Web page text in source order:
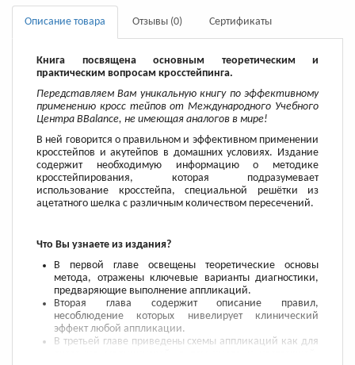
Описание товара Отзывы (0) Сертификаты
Книга посвящена основным теоретическим и
практическим вопросам кросстейпинга.
Передставляем Вам уникальную книгу по эффективному
применению кросс тейпов от Международного Учебного
Центра BBalance, не имеющая аналогов в мире!
В ней говорится о правильном и эффективном применении
кросстейпов и акутейпов в домашних условиях. Издание
содержит необходимую информацию о методике
кросстейпирования, которая подразумевает
использование кросстейпа, специальной решётки из
ацетатного шелка с различным количеством пересечений.
Что Вы узнаете из издания?
В первой главе освещены теоретические основы
метода, отражены ключевые варианты диагностики,
предваряющие выполнение аппликаций.
Вторая глава содержит описание правил,
несоблюдение которых нивелирует клинический
эффект любой аппликации.
В третьей главе приведены схемы аппликаций как для